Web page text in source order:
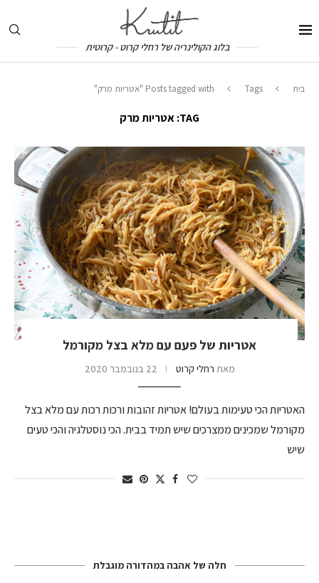
בלוג הקולינריה של רחלי קרוט - קרוטית
בית Tags Posts tagged with "אטריות מרק"
TAG: אטריות מרק
אטריות של פעם עם מלא בצל מקורמל
מאת רחלי קרוט 22 בנובמבר 2020
האטריות הכי טעימות בעולם! אטריות זהובות ורכות רכות עם מלא בצל
מקורמל שמכינים ממצרכים שיש תמיד בבית. הכי נוסטלגיה והכי טעים
שיש
חלה של אהבה במהדורה מוגבלת